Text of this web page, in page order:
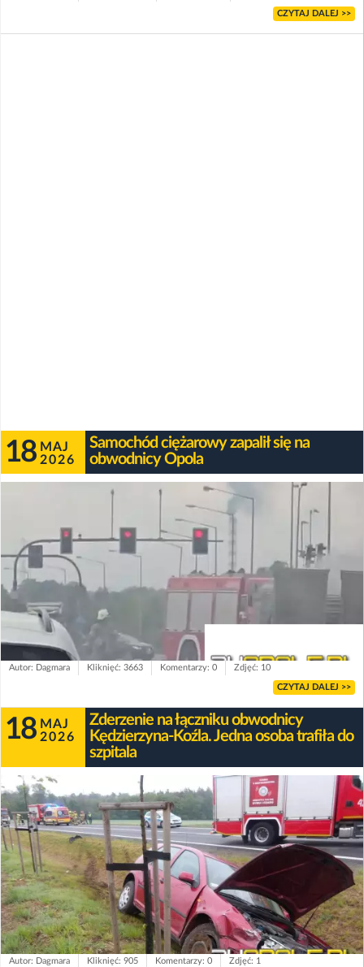
CZYTAJ DALEJ >>
18 MAJ
2026
Samochód ciężarowy zapalił się na
obwodnicy Opola
Autor: Dagmara Kliknięć: 3663 Komentarzy: 0 Zdjęć: 10
CZYTAJ DALEJ >>
18 MAJ
2026
Zderzenie na łączniku obwodnicy
Kędzierzyna-Koźla. Jedna osoba trafiła do
szpitala
Autor: Dagmara Kliknięć: 905 Komentarzy: 0 Zdjęć: 1